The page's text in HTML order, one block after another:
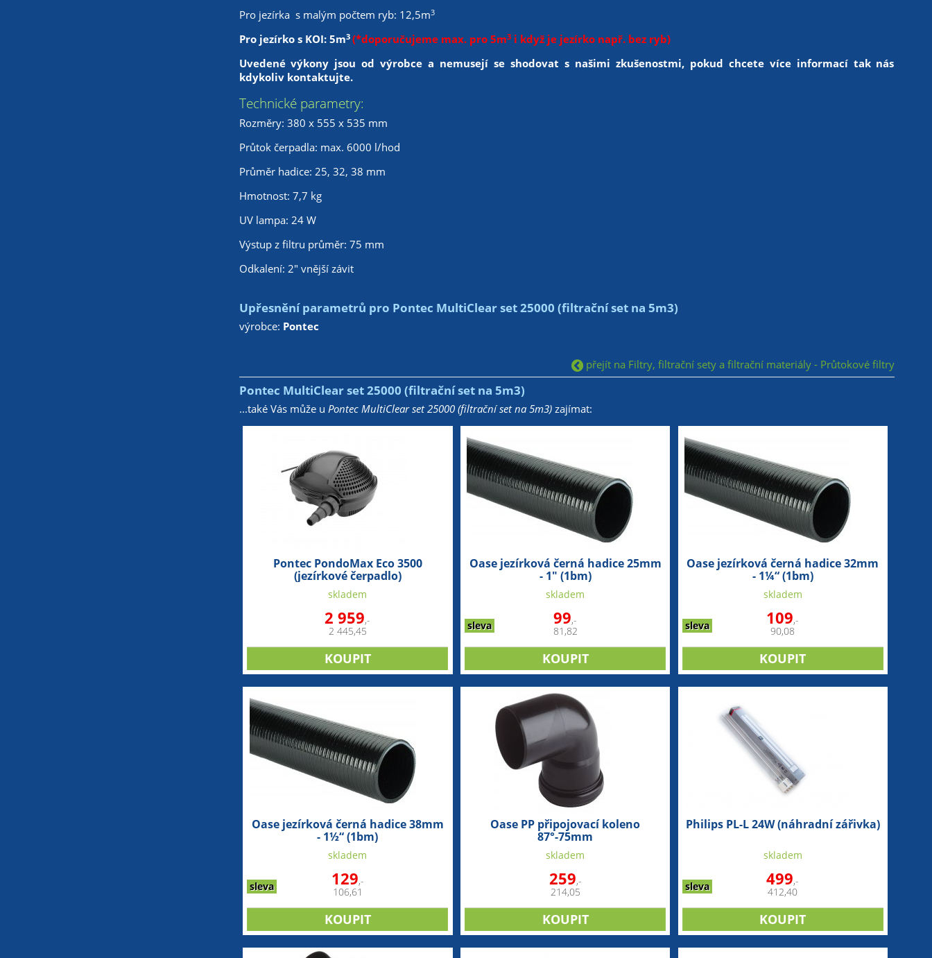
Pro jezírka s malým počtem ryb: 12,5m3
Pro jezírko s KOI: 5m3 (*doporučujeme max. pro 5m3i když je jezírko např. bez ryb)
Uvedené výkony jsou od výrobce a nemusejí se shodovat s našimi zkušenostmi, pokud chcete více informací tak nás
kdykoliv kontaktujte.
Technické parametry:
Rozměry: 380 x 555 x 535 mm
Průtok čerpadla: max. 6000 l/hod
Průměr hadice: 25, 32, 38 mm
Hmotnost: 7,7 kg
UV lampa: 24 W
Výstup z filtru průměr: 75 mm
Odkalení: 2" vnější závit
Upřesnění parametrů pro Pontec MultiClear set 25000 (filtrační set na 5m3)
výrobce: Pontec
přejít na Filtry, filtrační sety a filtrační materiály - Průtokové filtry
Pontec MultiClear set 25000 (filtrační set na 5m3)
...také Vás může u Pontec MultiClear set 25000 (filtrační set na 5m3)zajímat:
Pontec PondoMax Eco 3500
(jezírkové čerpadlo)
skladem
2 959,-
2 445,45
Oase jezírková černá hadice 25mm
- 1" (1bm)
sleva
skladem
99,-
81,82
Oase jezírková černá hadice 32mm
- 1¼“ (1bm)
sleva
skladem
109,-
90,08
Oase jezírková černá hadice 38mm
- 1½“ (1bm)
sleva
skladem
129,-
106,61
Oase PP připojovací koleno
87°-75mm
skladem
259,-
214,05
Philips PL-L 24W (náhradní zářivka)
sleva
skladem
499,-
412,40